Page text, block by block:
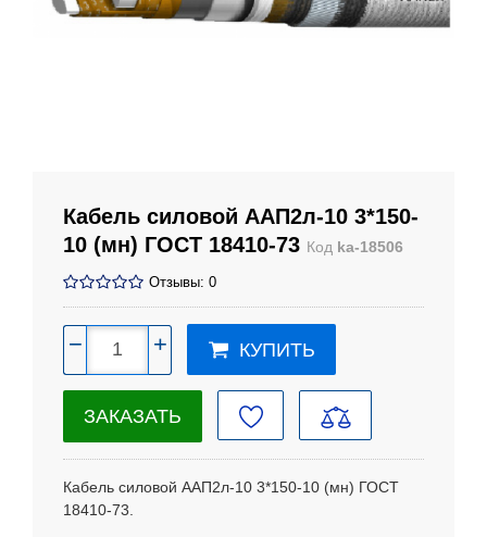
Кабель силовой ААП2л-10 3*150-
10 (мн) ГОСТ 18410-73 Код ka-18506
Отзывы: 0
− + КУПИТЬ
ЗАКАЗАТЬ
Кабель силовой ААП2л-10 3*150-10 (мн) ГОСТ
18410-73.